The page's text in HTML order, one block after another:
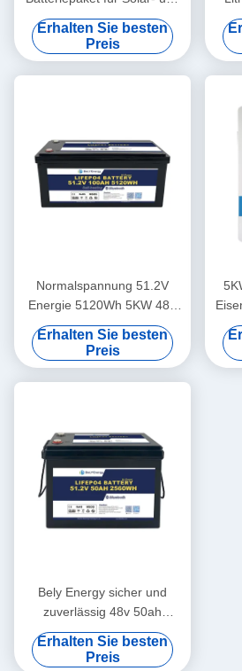
Off-Grid-Systeme
Erhalten Sie besten
Preis
Normalspannung 51.2V
Energie 5120Wh 5KW 48V
100AH LiFePO4-Batterie mit
Bluetooth und Selbstheizung
Erhalten Sie besten
Preis
Bely Energy sicher und
zuverlässig 48v 50ah
Lifepo4 Batterie für
Elektrofahrzeuge
Erhalten Sie besten
Preis